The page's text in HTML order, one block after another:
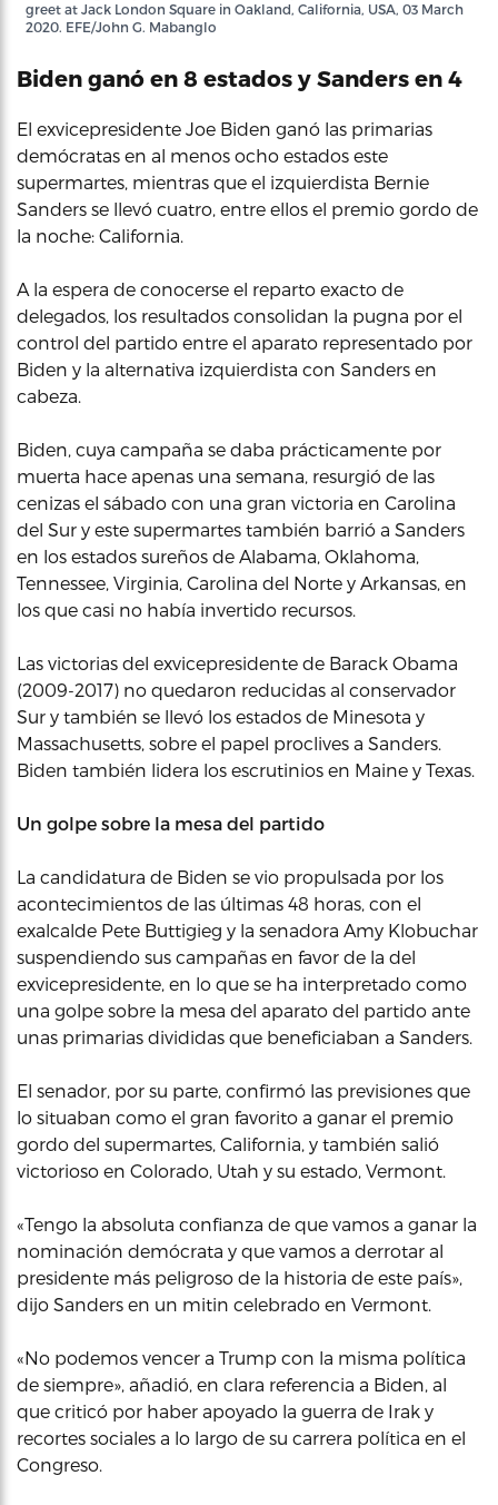
greet at Jack London Square in Oakland, California, USA, 03 March
2020. EFE/John G. Mabanglo
Biden ganó en 8 estados y Sanders en 4
El exvicepresidente Joe Biden ganó las primarias
demócratas en al menos ocho estados este
supermartes, mientras que el izquierdista Bernie
Sanders se llevó cuatro, entre ellos el premio gordo de
la noche: California.
A la espera de conocerse el reparto exacto de
delegados, los resultados consolidan la pugna por el
control del partido entre el aparato representado por
Biden y la alternativa izquierdista con Sanders en
cabeza.
Biden, cuya campaña se daba prácticamente por
muerta hace apenas una semana, resurgió de las
cenizas el sábado con una gran victoria en Carolina
del Sur y este supermartes también barrió a Sanders
en los estados sureños de Alabama, Oklahoma,
Tennessee, Virginia, Carolina del Norte y Arkansas, en
los que casi no había invertido recursos.
Las victorias del exvicepresidente de Barack Obama
(2009-2017) no quedaron reducidas al conservador
Sur y también se llevó los estados de Minesota y
Massachusetts, sobre el papel proclives a Sanders.
Biden también lidera los escrutinios en Maine y Texas.
Un golpe sobre la mesa del partido
La candidatura de Biden se vio propulsada por los
acontecimientos de las últimas 48 horas, con el
exalcalde Pete Buttigieg y la senadora Amy Klobuchar
suspendiendo sus campañas en favor de la del
exvicepresidente, en lo que se ha interpretado como
una golpe sobre la mesa del aparato del partido ante
unas primarias divididas que beneficiaban a Sanders.
El senador, por su parte, confirmó las previsiones que
lo situaban como el gran favorito a ganar el premio
gordo del supermartes, California, y también salió
victorioso en Colorado, Utah y su estado, Vermont.
«Tengo la absoluta confianza de que vamos a ganar la
nominación demócrata y que vamos a derrotar al
presidente más peligroso de la historia de este país»,
dijo Sanders en un mitin celebrado en Vermont.
«No podemos vencer a Trump con la misma política
de siempre», añadió, en clara referencia a Biden, al
que criticó por haber apoyado la guerra de Irak y
recortes sociales a lo largo de su carrera política en el
Congreso.